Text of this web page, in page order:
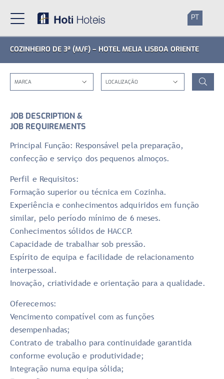
PT
COZINHEIRO DE 3ª (M/F) – HOTEL MELIA LISBOA ORIENTE
JOB DESCRIPTION &
JOB REQUIREMENTS
Principal Função: Responsável pela preparação,
confecção e serviço dos pequenos almoços.
Perfil e Requisitos:
Formação superior ou técnica em Cozinha.
Experiência e conhecimentos adquiridos em função
similar, pelo período mínimo de 6 meses.
Conhecimentos sólidos de HACCP.
Capacidade de trabalhar sob pressão.
Espírito de equipa e facilidade de relacionamento
interpessoal.
Inovação, criatividade e orientação para a qualidade.
Oferecemos:
Vencimento compatível com as funções
desempenhadas;
Contrato de trabalho para continuidade garantida
conforme evolução e produtividade;
Integração numa equipa sólida;